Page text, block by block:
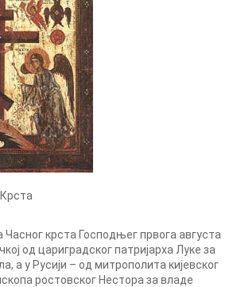
крста Господњег првога августа
од цариградског патријарха Луке за
а у Русији – од митрополита кијевског
ростовског Нестора за владе